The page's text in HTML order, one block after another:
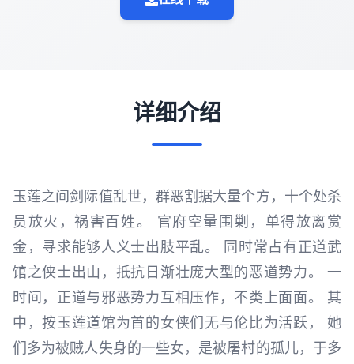
详细介绍
玉莲之间剑际值乱世，群恶割据大量个方，十个处杀
员放火，祸害百姓。 官府空量围剿，单得放离赏
金，寻求能够人义士出肢平乱。 同时常占有正道武
馆之侠士出山，抵抗日渐壮庞大型的恶道势力。 一
时间，正道与邪恶势力互相压作，不类上面面。 其
中，按玉莲道馆为首的女侠们无与伦比为活跃， 她
们多为被贼人失身的一些女，是被屠村的孤儿，于多